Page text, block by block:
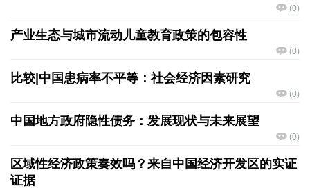
(0)
产业生态与城市流动儿童教育政策的包容性
(0)
比较|中国患病率不平等：社会经济因素研究
(0)
中国地方政府隐性债务：发展现状与未来展望
(0)
区域性经济政策奏效吗？来自中国经济开发区的实证
证据